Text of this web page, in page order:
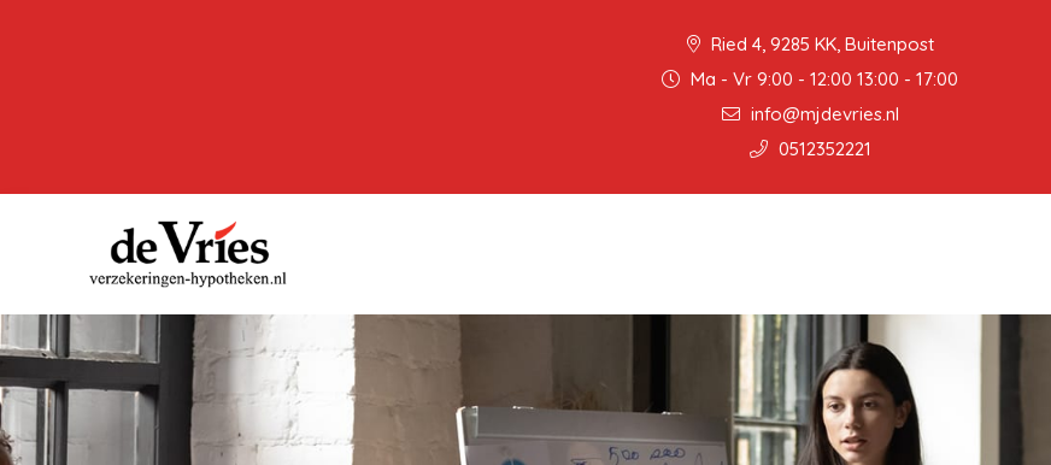
Ried 4, 9285 KK, Buitenpost
Ma - Vr 9:00 - 12:00 13:00 - 17:00
info@mjdevries.nl
0512352221